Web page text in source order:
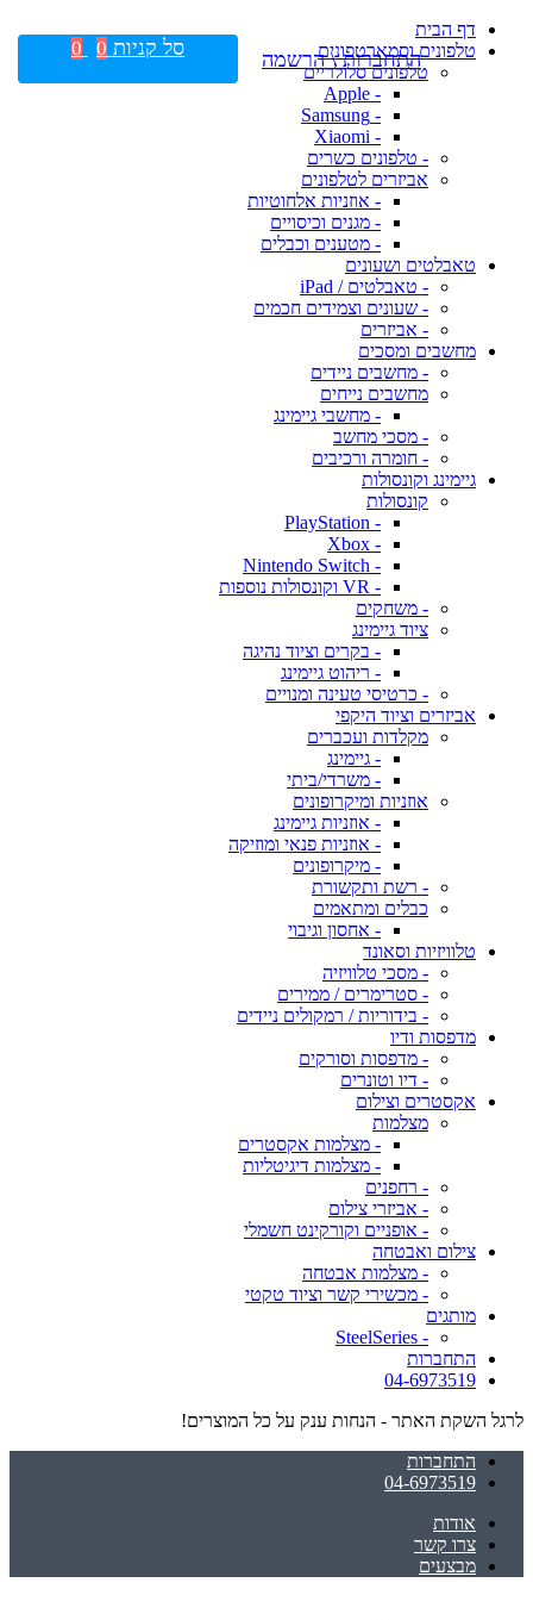
דף הבית
טלפונים וסמארטפונים
טלפונים סלולריים
- Apple
- Samsung
- Xiaomi
- טלפונים כשרים
אביזרים לטלפונים
- אוזניות אלחוטיות
- מגנים וכיסויים
- מטענים וכבלים
טאבלטים ושעונים
- טאבלטים / iPad
- שעונים וצמידים חכמים
- אביזרים
מחשבים ומסכים
- מחשבים ניידים
מחשבים נייחים
- מחשבי גיימינג
- מסכי מחשב
- חומרה ורכיבים
גיימינג וקונסולות
קונסולות
- PlayStation
- Xbox
- Nintendo Switch
- VR וקונסולות נוספות
- משחקים
ציוד גיימינג
- בקרים וציוד נהיגה
- ריהוט גיימינג
- כרטיסי טעינה ומנויים
אביזרים וציוד היקפי
מקלדות ועכברים
- גיימינג
- משרדי/ביתי
אוזניות ומיקרופונים
- אוזניות גיימינג
- אוזניות פנאי ומוזיקה
- מיקרופונים
- רשת ותקשורת
כבלים ומתאמים
- אחסון וגיבוי
טלוויזיות וסאונד
- מסכי טלוויזיה
- סטרימרים / ממירים
- בידוריות / רמקולים ניידים
מדפסות ודיו
- מדפסות וסורקים
- דיו וטונרים
אקסטרים וצילום
מצלמות
- מצלמות אקסטרים
- מצלמות דיגיטליות
- רחפנים
- אביזרי צילום
- אופניים וקורקינט חשמלי
צילום ואבטחה
- מצלמות אבטחה
- מכשירי קשר וציוד טקטי
מותגים
- SteelSeries
התחברות
04-6973519
לרגל השקת האתר - הנחות ענק על כל המוצרים!
התחברות
04-6973519
אודות
צרו קשר
מבצעים
התחברות \ הרשמה סל קניות 0
0